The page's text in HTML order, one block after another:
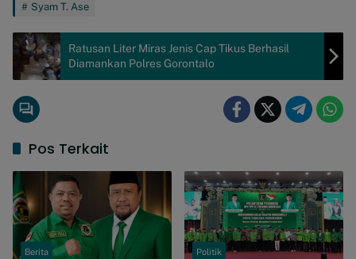
Syam T. Ase
Ratusan Liter Miras Jenis Cap Tikus Berhasil
Diamankan Polres Gorontalo
Pos Terkait
Berita Politik